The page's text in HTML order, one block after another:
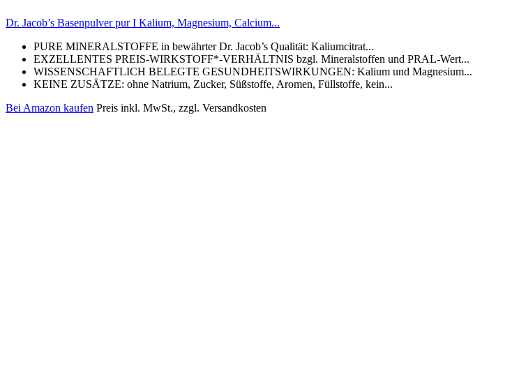
Dr. Jacob’s Basenpulver pur I Kalium, Magnesium, Calcium...
PURE MINERALSTOFFE in bewährter Dr. Jacob’s Qualität: Kaliumcitrat...
EXZELLENTES PREIS-WIRKSTOFF*-VERHÄLTNIS bzgl. Mineralstoffen und PRAL-Wert...
WISSENSCHAFTLICH BELEGTE GESUNDHEITSWIRKUNGEN: Kalium und Magnesium...
KEINE ZUSÄTZE: ohne Natrium, Zucker, Süßstoffe, Aromen, Füllstoffe, kein...
Bei Amazon kaufen Preis inkl. MwSt., zzgl. Versandkosten